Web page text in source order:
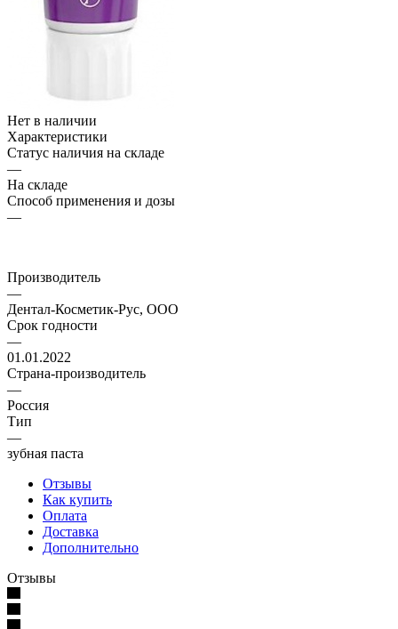
Нет в наличии
Характеристики
Статус наличия на складе
—
На складе
Способ применения и дозы
—
Производитель
—
Дентал-Косметик-Рус, ООО
Срок годности
—
01.01.2022
Страна-производитель
—
Россия
Тип
—
зубная паста
Отзывы
Как купить
Оплата
Доставка
Дополнительно
Отзывы